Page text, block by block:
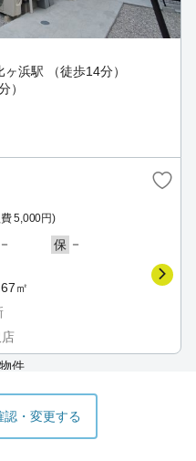
浜駅 （徒歩14分）
）
5,000円)
－ 保 －
㎡
物件
10件を表示）
次 最後
・変更する